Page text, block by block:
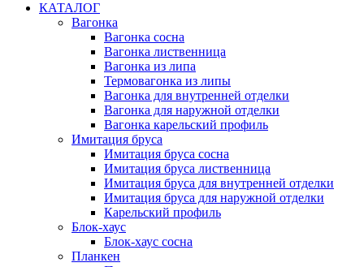
КАТАЛОГ
Вагонка
Вагонка сосна
Вагонка лиственница
Вагонка из липа
Термовагонка из липы
Вагонка для внутренней отделки
Вагонка для наружной отделки
Вагонка карельский профиль
Имитация бруса
Имитация бруса сосна
Имитация бруса лиственница
Имитация бруса для внутренней отделки
Имитация бруса для наружной отделки
Карельский профиль
Блок-хаус
Блок-хаус сосна
Планкен